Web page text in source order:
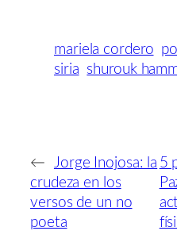
mariela cordero
siria shurouk
←
Jorge Inojosa: la
crudeza en los
versos de un no
poeta
5